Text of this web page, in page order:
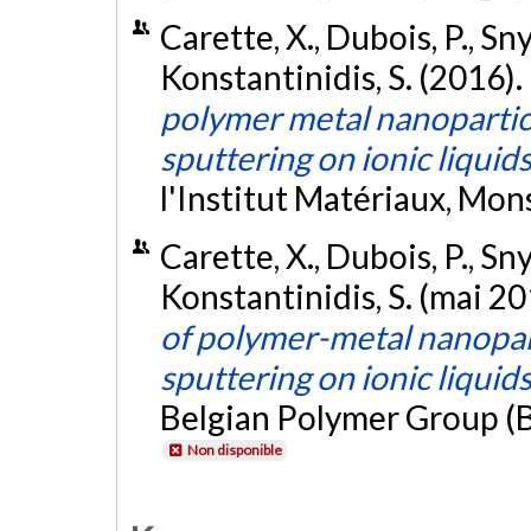
Carette, X., Dubois, P.,
Konstantinidis, S. (2016).
polymer metal
sputtering on ionic liquids
l'Institut Matériaux,
Carette, X., Dubois, P.,
Konstantinidis, S. (mai
of polymer-metal
sputtering on ionic liquids
Belgian Polymer Group
Non disponible